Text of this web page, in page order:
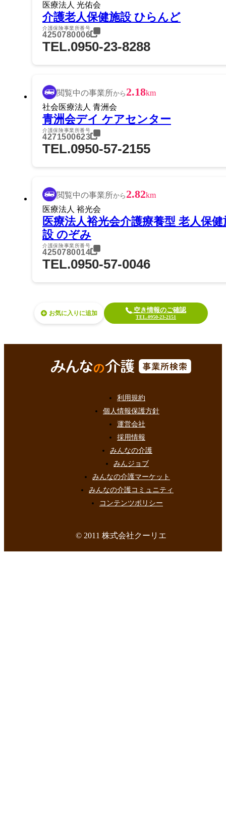
医療法人 光佑会
介護老人保健施設 ひらんど
介護保険事業所番号
4250780006
TEL.0950-23-8288
閲覧中の事業所から 2.18km
社会医療法人 青洲会
青洲会デイ ケアセンター
介護保険事業所番号
4271500623
TEL.0950-57-2155
閲覧中の事業所から 2.82km
医療法人 裕光会
医療法人裕光会介護療養型 老人保健
設 のぞみ
介護保険事業所番号
4250780014
TEL.0950-57-0046
お気に入り 空き情報のご確認
TEL.0950-23-2151
利用規約
個人情報保護方針
運営会社
採用情報
みんなの介護
みんジョブ
みんなの介護マーケット
みんなの介護コミュニティ
コンテンツポリシー
© 2011 株式会社クーリエ